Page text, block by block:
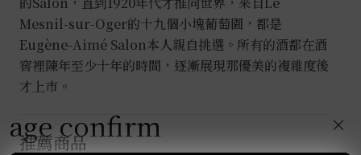
Mesnil-sur-Oger的十九個小塊葡萄園，都是
Eugène-Aimé Salon本人親自挑選。所有的酒都在酒
窖裡陳年至少十年的時間，逐漸展現那優美的複雜度後
才上市。
推薦商品
age confirm ×